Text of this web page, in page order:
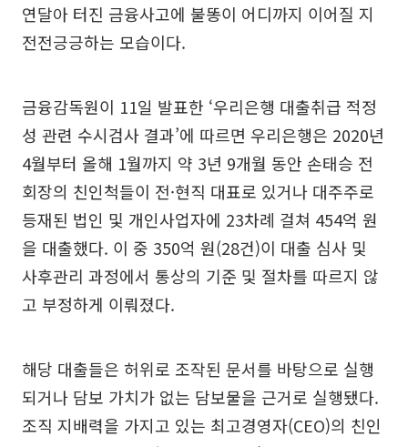
연달아 터진 금융사고에 불똥이 어디까지 이어질 지
전전긍긍하는 모습이다.
금융감독원이 11일 발표한 ‘우리은행 대출취급 적정
성 관련 수시검사 결과’에 따르면 우리은행은 2020년
4월부터 올해 1월까지 약 3년 9개월 동안 손태승 전
회장의 친인척들이 전·현직 대표로 있거나 대주주로
등재된 법인 및 개인사업자에 23차례 걸쳐 454억 원
을 대출했다. 이 중 350억 원(28건)이 대출 심사 및
사후관리 과정에서 통상의 기준 및 절차를 따르지 않
고 부정하게 이뤄졌다.
해당 대출들은 허위로 조작된 문서를 바탕으로 실행
되거나 담보 가치가 없는 담보물을 근거로 실행됐다.
조직 지배력을 가지고 있는 최고경영자(CEO)의 친인